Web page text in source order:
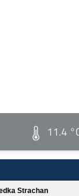
11.4
Strachan